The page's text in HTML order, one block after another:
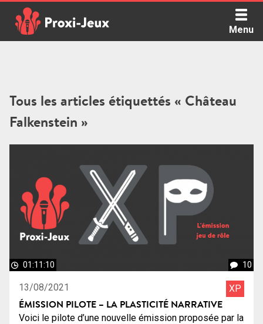
content
Menu
Tous les articles étiquettés « Château
Falkenstein »
01:11:10 10
13/08/2021 XP
ÉMISSION PILOTE – LA PLASTICITÉ NARRATIVE
Voici le pilote d’une nouvelle émission proposée par la